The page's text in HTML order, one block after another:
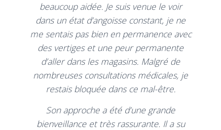
beaucoup aidée. Je suis venue le voir
dans un état d’angoisse constant, je ne
me sentais pas bien en permanence avec
des vertiges et une peur permanente
d’aller dans les magasins. Malgré de
nombreuses consultations médicales, je
restais bloquée dans ce mal-être.
Son approche a été d’une grande
bienveillance et très rassurante. Il a su